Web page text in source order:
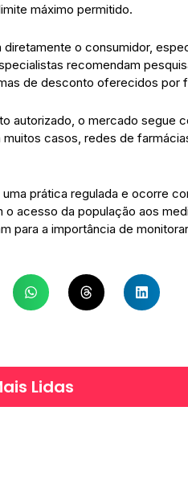
máximo permitido.
diretamente o consumidor,
recomendam
de desconto oferecidos por
autorizado, o mercado segue
muitos casos, redes de
uma prática regulada e ocorre
acesso da população aos
para a importância de
Lidas